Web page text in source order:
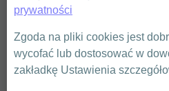
prywatności
Zgoda na pliki cookies jest
wycofać lub dostosować w
zakładkę Ustawienia